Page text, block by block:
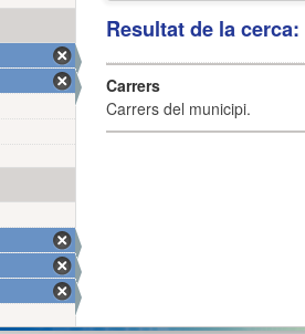
Resultat de la
Carrers
Carrers del municipi.